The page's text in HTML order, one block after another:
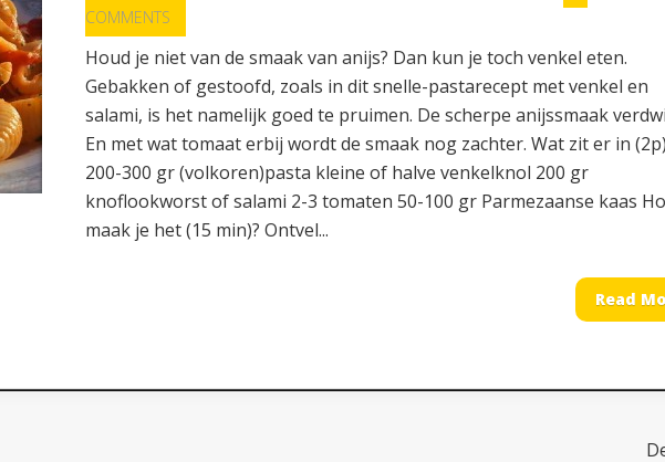
COMMENTS
Houd je niet van de smaak van anijs? Dan kun je toch venkel eten.
Gebakken of gestoofd, zoals in dit snelle-pastarecept met venkel en
salami, is het namelijk goed te pruimen. De scherpe anijssmaak
En met wat tomaat erbij wordt de smaak nog zachter. Wat zit er in
200-300 gr (volkoren)pasta kleine of halve venkelknol 200 gr
knoflookworst of salami 2-3 tomaten 50-100 gr Parmezaanse kaas
maak je het (15 min)? Ontvel...
Read